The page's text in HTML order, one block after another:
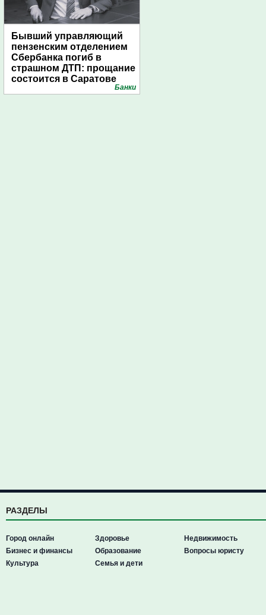
Бывший управляющий
пензенским отделением
Сбербанка погиб в
страшном ДТП: прощание
состоится в Саратове
Банки
РАЗДЕЛЫ
Город онлайн
Бизнес и финансы
Культура
Здоровье
Образование
Семья и дети
Недвижимость
Вопросы юристу